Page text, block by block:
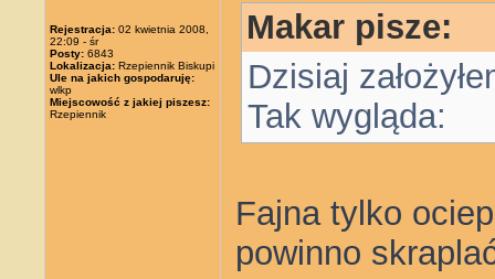
Rejestracja: 02 kwietnia 2008,
22:09 - śr
Posty: 6843
Lokalizacja: Rzepiennik Biskupi
Ule na jakich gospodaruję:
wlkp
Miejscowość z jakiej piszesz:
Rzepiennik
Makar pisze:
Dzisiaj
Tak wygląda:
Fajna tylko
powinno